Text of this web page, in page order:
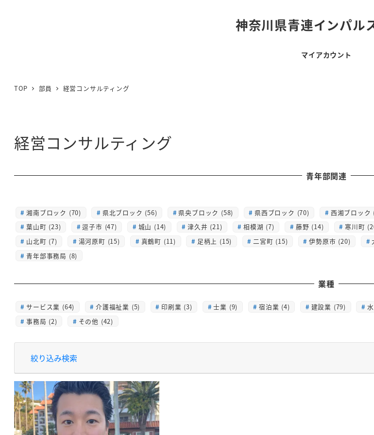
神奈川県青連インパル
マイアカウント
TOP 部員 経営コンサルティング
経営コンサルティング
青年部関連
湘南ブロック (70) 県北ブロック (56) 県央ブロック (58) 県西ブロック (70)
西湘ブロック
葉山町 (23)
逗子市 (47) 城山 (14) 津久井 (21) 相模湖 (7) 藤野 (14) 寒川町
山北町 (7)
湯河原町 (15) 真鶴町 (11) 足柄上 (15) 二宮町 (15) 伊勢原市 (20)
青年部事務局 (8)
業種
サービス業 (64) 介護福祉業 (5) 印刷業 (3) 士業 (9) 宿泊業 (4) 建設業 (79)
事務局 (2)
その他 (42)
絞り込み検索